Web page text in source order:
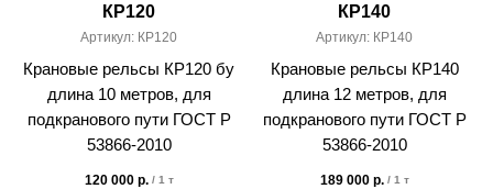
КР120
Артикул: КР120
Крановые рельсы КР120 бу
длина 10 метров, для
подкранового пути ГОСТ Р
53866-2010
120 000 р. / 1 т
КР140
Артикул: КР140
Крановые рельсы КР140
длина 12 метров, для
подкранового пути ГОСТ Р
53866-2010
189 000 р. / 1 т